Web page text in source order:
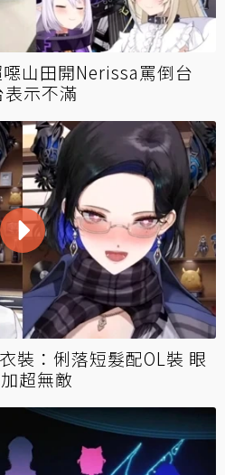
山田開Nerissa罵倒台
示不滿
裝：俐落短髮配OL裝 眼
超無敵